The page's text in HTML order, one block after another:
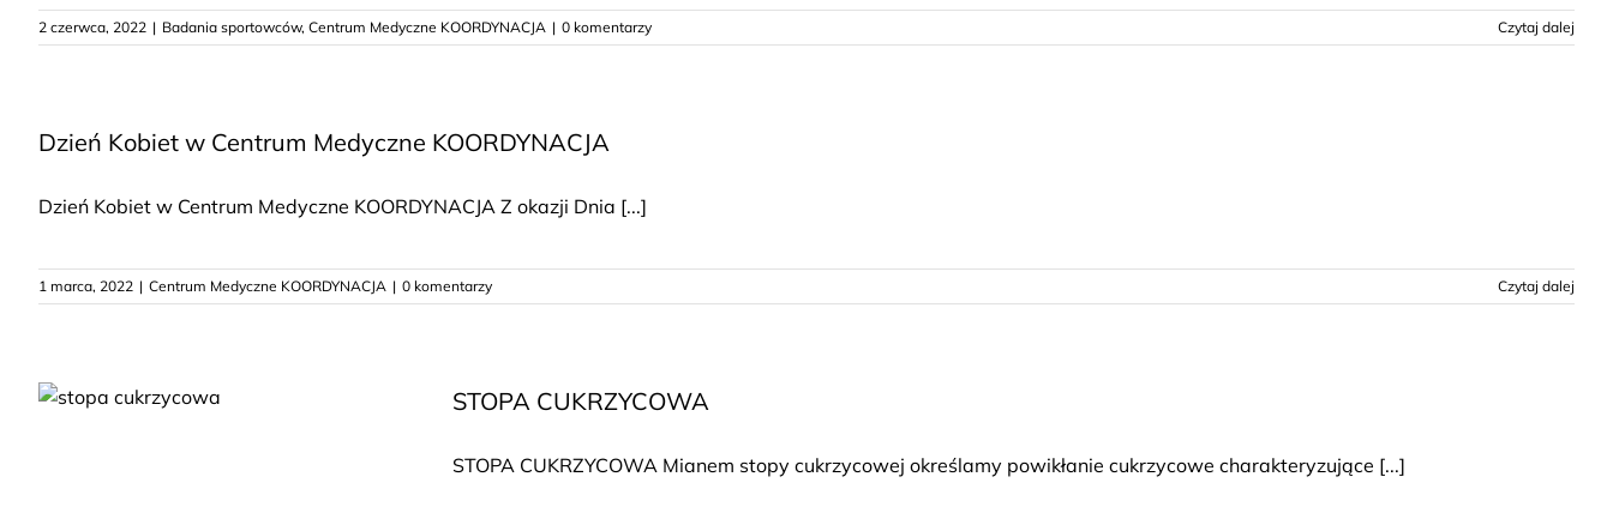
2 czerwca, 2022 | Badania sportowców, Centrum Medyczne KOORDYNACJA | 0 komentarzy Czytaj dalej
Dzień Kobiet w Centrum Medyczne KOORDYNACJA
Dzień Kobiet w Centrum Medyczne KOORDYNACJA Z okazji Dnia [...]
1 marca, 2022 | Centrum Medyczne KOORDYNACJA | 0 komentarzy Czytaj dalej
STOPA CUKRZYCOWA
STOPA CUKRZYCOWA Mianem stopy cukrzycowej określamy powikłanie cukrzycowe charakteryzujące [...]